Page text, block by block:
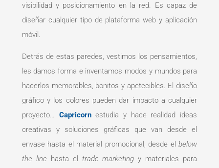
visibilidad y posicionamiento en la red. Es capaz de
diseñar cualquier tipo de plataforma web y aplicación
móvil.
Detrás de estas paredes, vestimos los pensamientos,
les damos forma e inventamos modos y mundos para
hacerlos memorables, bonitos y apetecibles. El diseño
gráfico y los colores pueden dar impacto a cualquier
proyecto… Capricornestudia y hace realidad ideas
creativas y soluciones gráficas que van desde el
envase hasta el material promocional, desde elbelow
the line hasta el trade marketing y materiales para